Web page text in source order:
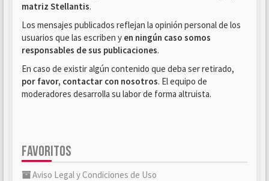
matriz Stellantis.
Los mensajes publicados reflejan la opinión personal de los
usuarios que las escriben y en ningún caso somos
responsables de sus publicaciones.
En caso de existir algún contenido que deba ser retirado,
por favor, contactar con nosotros. El equipo de
moderadores desarrolla su labor de forma altruista.
FAVORITOS
Aviso Legal y Condiciones de Uso